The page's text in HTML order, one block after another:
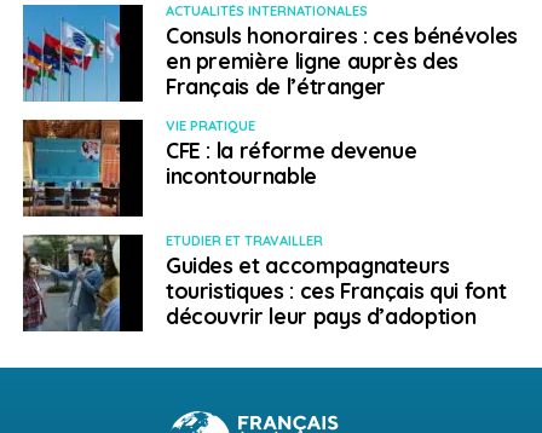
ACTUALITÉS INTERNATIONALES
Consuls honoraires : ces bénévoles
en première ligne auprès des
Français de l’étranger
VIE PRATIQUE
CFE : la réforme devenue
incontournable
ETUDIER ET TRAVAILLER
Guides et accompagnateurs
touristiques : ces Français qui font
découvrir leur pays d’adoption